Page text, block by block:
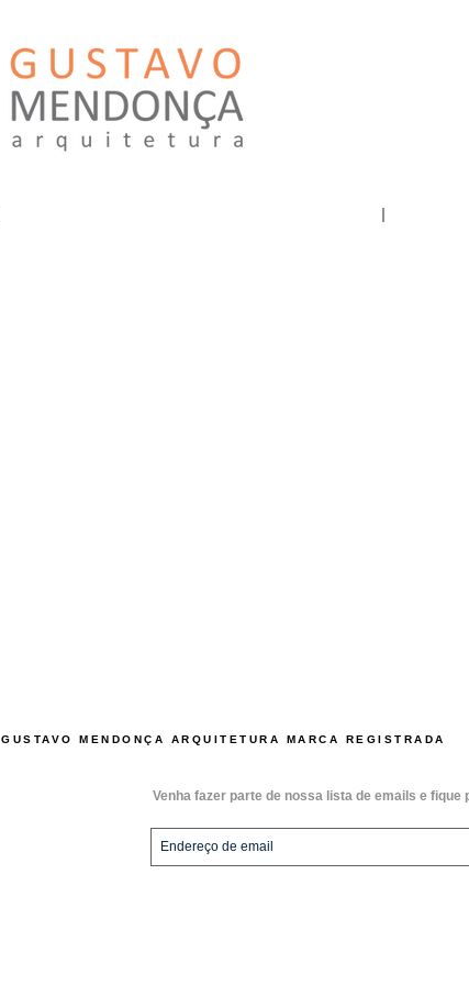
GUSTAVO MENDONÇA ARQUITETURA MARCA REGISTRADA
Venha fazer parte de nossa lista de emails e fique